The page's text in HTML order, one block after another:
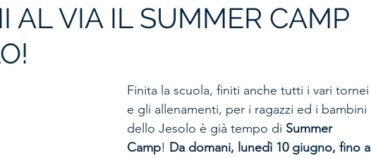
AL VIA IL SUMMER CAMP
Finita la scuola, finiti anche tutti i vari tornei
e gli allenamenti, per i ragazzi ed i bambini
dello Jesolo è già tempo di Summer
Camp! Da domani, lunedì 10 giugno, fino a